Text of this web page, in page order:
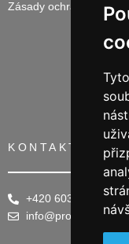
Zásady ochrany
KONTAKTY
+420 603 240 028
info@prostineni.cz